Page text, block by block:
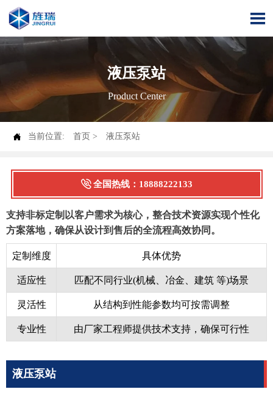

液压泵站
Product Center
 当前位置: 首页 > 液压泵站
全国热线：18888222133
支持非标定制以客户需求为核心，整合技术资源实现个性化
方案落地，确保从设计到售后的全流程高效协同。
定制维度 具体优势
适应性 匹配不同行业(机械、冶金、建筑 等)场景
灵活性 从结构到性能参数均可按需调整
专业性 由厂家工程师提供技术支持，确保可行性
液压泵站